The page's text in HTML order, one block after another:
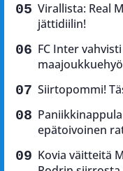
Virallista: Real
jättidiilin!
FC Inter
Siirtopommi!
epätoivoinen
Kovia väitteitä